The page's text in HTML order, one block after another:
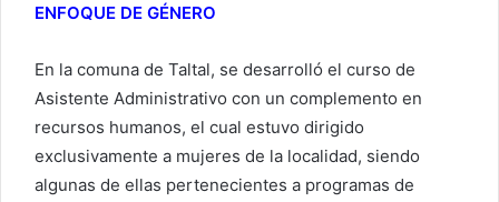
ENFOQUE DE GÉNERO
En la comuna de Taltal, se desarrolló el curso de
Asistente Administrativo con un complemento en
recursos humanos, el cual estuvo dirigido
exclusivamente a mujeres de la localidad, siendo
algunas de ellas pertenecientes a programas de